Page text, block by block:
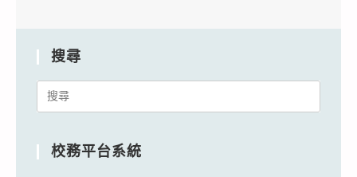
搜尋
Search
校務平台系統